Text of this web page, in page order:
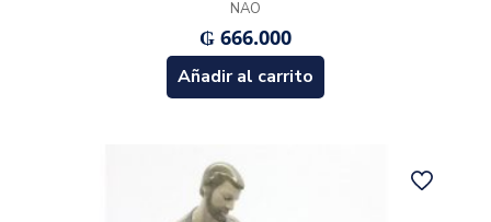
NAO
₲ 666.000
Añadir al carrito